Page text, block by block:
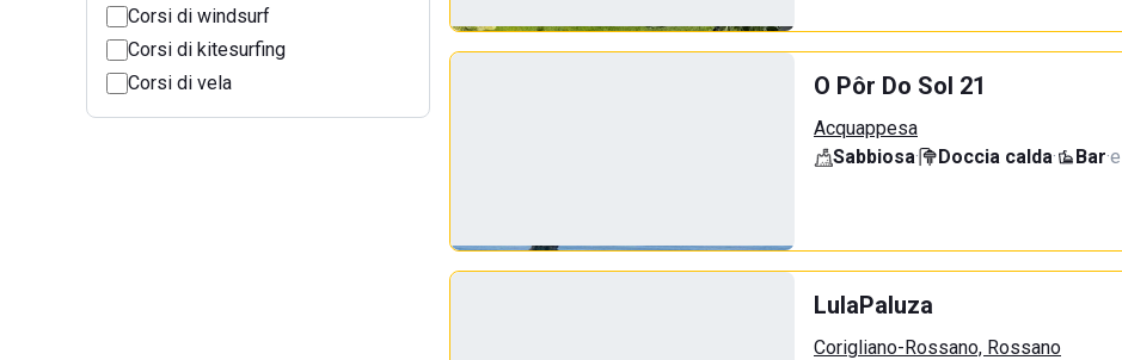
Corsi di windsurf
Corsi di kitesurfing
Corsi di vela
O Pôr Do Sol 21
Acquappesa
Sabbiosa· Doccia calda· Bar·
LulaPaluza
Corigliano-Rossano, Rossano